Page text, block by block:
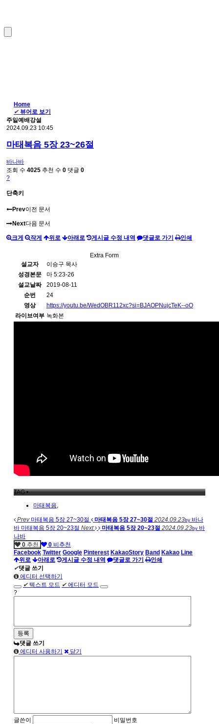
Home
✔ 뷰어로 보기
주일예배강설
2024.09.23 10:45
마태복음 5장 23~26절
바나바
조회 수 4025 추천 수 0 댓글 0
?
단축키
Prev이전 문서
Next다음 문서
크게 작게 위로 아래로 게시글 수정 내역 댓글로 가기 인쇄
Extra Form
설교자
이승구 목사
성경본문
마 5:23-26
설교날짜
2019-08-11
순번
24
영상
https://youtu.be/WedOBR112xc?si=BJAOPNujcTeK--oO
라이브여부 녹화본
TAG •
마태복음
Prev마태복음 5장 27~30절 마태복음 5장 27~30절 2024.09.23by 바나
바 마태복음 5장 20~23절 Next 마태복음 5장 20~23절 2024.09.23by 바
나바
0 추천 0 비추천
Facebook Twitter Google Pinterest KakaoStory Band Kakao Line
위로
아래로 게시글 수정 내역 댓글로 가기
인쇄
✔댓글 쓰기
에디터 선택하기
✔ 텍스트 모드 ✔에디터 모드
?
댓글 쓰기
에디터 사용하기
닫기
글쓴이
비밀번호